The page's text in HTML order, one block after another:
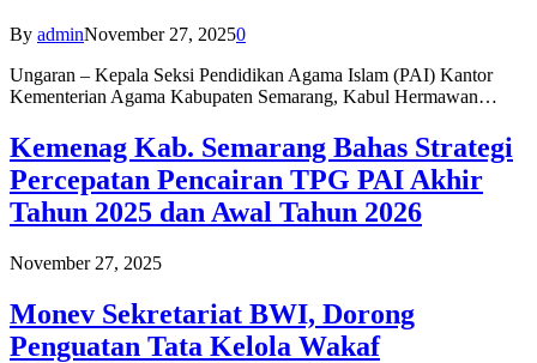
By adminNovember 27, 20250
Ungaran – Kepala Seksi Pendidikan Agama Islam (PAI) Kantor
Kementerian Agama Kabupaten Semarang, Kabul Hermawan…
Kemenag Kab. Semarang Bahas Strategi
Percepatan Pencairan TPG PAI Akhir
Tahun 2025 dan Awal Tahun 2026
November 27, 2025
Monev Sekretariat BWI, Dorong
Penguatan Tata Kelola Wakaf